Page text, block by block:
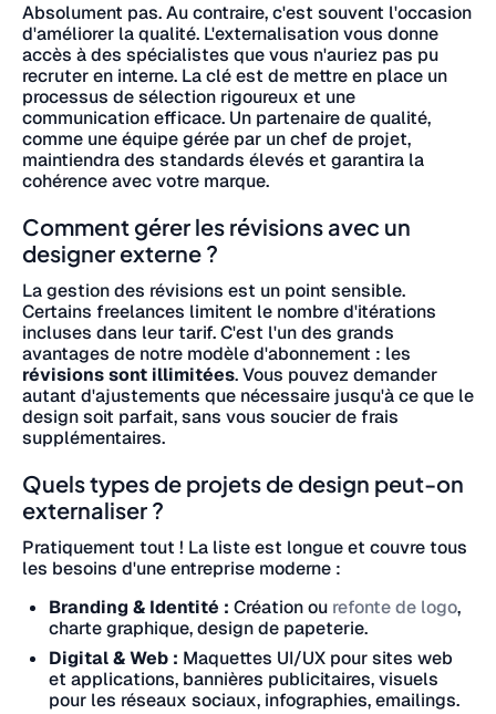
Absolument pas. Au contraire, c'est souvent l'occasion
d'améliorer la qualité. L'externalisation vous donne
accès à des spécialistes que vous n'auriez pas pu
recruter en interne. La clé est de mettre en place un
processus de sélection rigoureux et une
communication efficace. Un partenaire de qualité,
comme une équipe gérée par un chef de projet,
maintiendra des standards élevés et garantira la
cohérence avec votre marque.
Comment gérer les révisions avec un
designer externe ?
La gestion des révisions est un point sensible.
Certains freelances limitent le nombre d'itérations
incluses dans leur tarif. C'est l'un des grands
avantages de notre modèle d'abonnement : les
révisions sont illimitées. Vous pouvez demander
autant d'ajustements que nécessaire jusqu'à ce que le
design soit parfait, sans vous soucier de frais
supplémentaires.
Quels types de projets de design peut-on
externaliser ?
Pratiquement tout ! La liste est longue et couvre tous
les besoins d'une entreprise moderne :
Branding & Identité : Création ou refonte de logo,
charte graphique, design de papeterie.
Digital & Web : Maquettes UI/UX pour sites web
et applications, bannières publicitaires, visuels
pour les réseaux sociaux, infographies, emailings.